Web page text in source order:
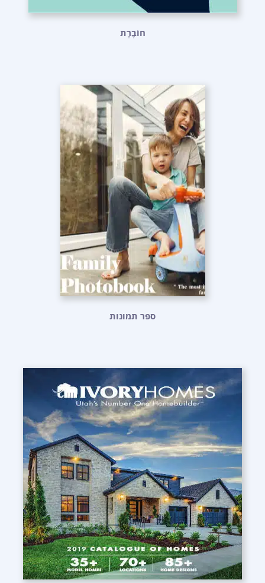
חוֹבֶרֶת
ספר תמונות